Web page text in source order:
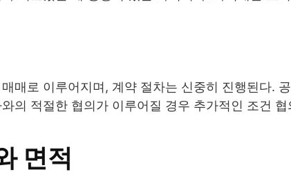
매로 이루어지며, 계약 절차는 신중히 진행된다.
의 적절한 협의가 이루어질 경우 추가적인 조건
면적